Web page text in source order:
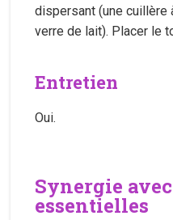
dispersant (une cuillère
verre de lait). Placer le
Entretien
Oui.
Synergie
essentielles